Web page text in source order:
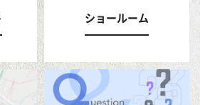
ショールーム